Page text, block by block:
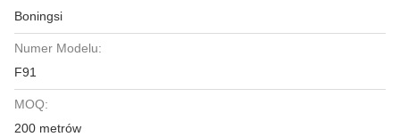
Boningsi
Numer Modelu:
F91
MOQ:
200 metrów